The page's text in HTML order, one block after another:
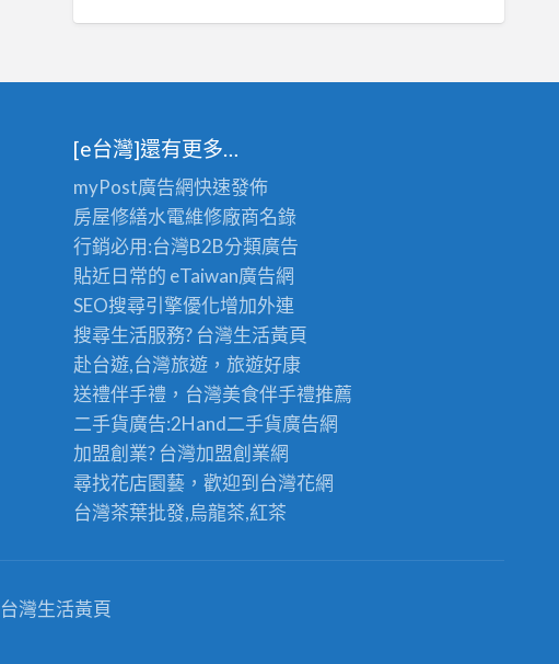
中
，
耐
中
競
批
發
供
應
商
，
頂
級
老
茶
批
發
首
選
〉
2
方
批
發
：
台
灣
高
山
茶
王
級
的
品
享
受
〉
[e台灣]還有更多…
myPost廣告網快速發佈
房屋修繕水電維修廠商名錄
行銷必用:台灣B2B分類廣告
貼近日常的 eTaiwan廣告網
SEO搜尋引擎優化增加外連
搜尋生活服務? 台灣生活黃頁
赴台遊,台灣旅遊 ，旅遊好康
送禮伴手禮，台灣美食伴手禮推薦
二手貨廣告:2Hand二手貨廣告網
加盟創業? 台灣加盟創業網
尋找花店園藝，歡迎到 台灣花網
台灣茶葉批發,烏龍茶,紅茶
台灣生活黃頁